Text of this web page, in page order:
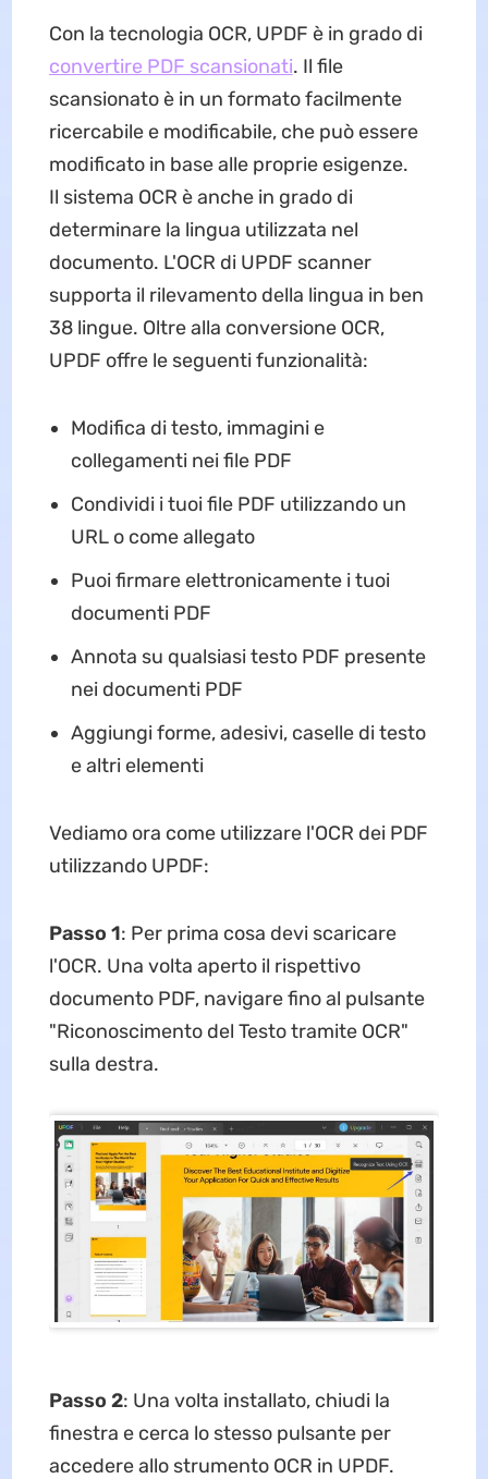
Con la tecnologia OCR, UPDF è in grado di
convertire PDF scansionati. Il file
scansionato è in un formato facilmente
ricercabile e modificabile, che può essere
modificato in base alle proprie esigenze.
Il sistema OCR è anche in grado di
determinare la lingua utilizzata nel
documento. L'OCR di UPDF scanner
supporta il rilevamento della lingua in ben
38 lingue. Oltre alla conversione OCR,
UPDF offre le seguenti funzionalità:
Modifica di testo, immagini e
collegamenti nei file PDF
Condividi i tuoi file PDF utilizzando un
URL o come allegato
Puoi firmare elettronicamente i tuoi
documenti PDF
Annota su qualsiasi testo PDF presente
nei documenti PDF
Aggiungi forme, adesivi, caselle di testo
e altri elementi
Vediamo ora come utilizzare l'OCR dei PDF
utilizzando UPDF:
Passo 1: Per prima cosa devi scaricare
l'OCR. Una volta aperto il rispettivo
documento PDF, navigare fino al pulsante
"Riconoscimento del Testo tramite OCR"
sulla destra.
Passo 2: Una volta installato, chiudi la
finestra e cerca lo stesso pulsante per
accedere allo strumento OCR in UPDF.